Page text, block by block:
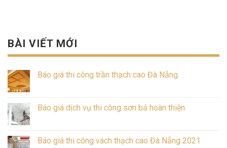
BÀI VIẾT MỚI
Báo giá thi công trần thạch cao Đà Nẵng
Báo giá dịch vụ thi công sơn bả hoàn thiện
Báo giá thi công vách thạch cao Đà Nẵng 2021